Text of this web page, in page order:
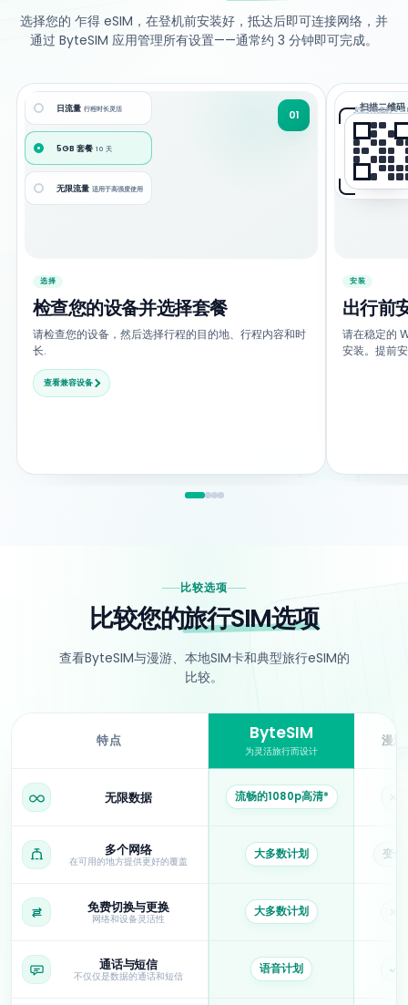
选择您的 乍得 eSIM，在登机前安装好，抵达后即可连接网络，并
通过 ByteSIM 应用管理所有设置——通常约 3 分钟即可完成。
01
日流量 行程时长灵活
5GB 套餐 10 天
无限流量 适用于高强度使用
选择
检查您的设备并选择套餐
请检查您的设备，然后选择行程的目的地、行程内容和时
长.
查看兼容设备
扫描二维码
安全安装您的
安装
出行前
请在稳定的
安装。提前
比较选项
比较您的旅行SIM选项
查看ByteSIM与漫游、本地SIM卡和典型旅行eSIM的
比较。
特点 ByteSIM
为灵活旅行而设计
漫游
无限数据 流畅的1080p高清*
多个网络
在可用的地方提供更好的覆盖 大多数计划 变化
免费切换与更换
网络和设备灵活性 大多数计划
通话与短信
不仅仅是数据的通话和短信 语音计划 是